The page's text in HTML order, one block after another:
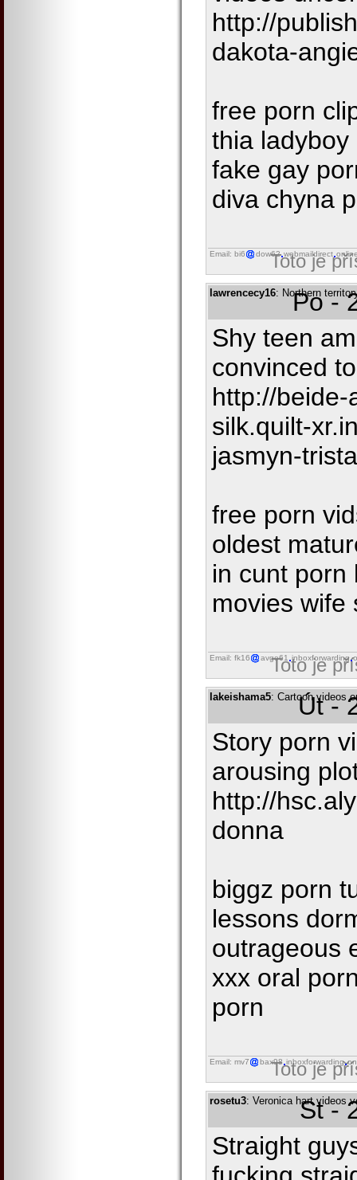
http://
dakota-
free porn
thia
fake gay
diva chyna
Email: bi6 dow62 webmaildirect
Toto je
lawrencecy16: Northern
Po -
Shy teen
convinced
http://
silk.quilt-
jasmyn-
free porn
oldest
in cunt porn
movies wife
Email: fk16 avgo61 inboxforwarding
Toto je
lakeishama5: Cartoon videos
Út -
Story porn
arousing
http://
donna
biggz porn
lessons
outrageous
xxx oral
porn
Email: mv7 bax98 inboxforwarding
Toto je
rosetu3: Veronica hart videos
St -
Straight